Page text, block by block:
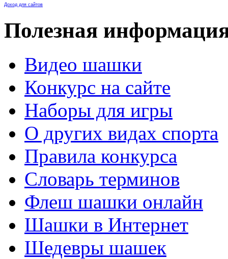
Доход для сайтов
Полезная
Видео шашки
Конкурс на сайте
Наборы для игры
О других видах спорта
Правила конкурса
Словарь терминов
Флеш шашки онлайн
Шашки в Интернет
Шедевры шашек